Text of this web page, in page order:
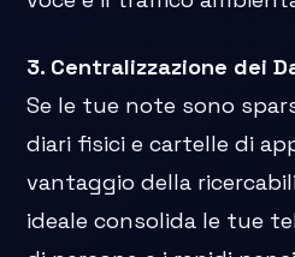
3. Centralizzazione dei
Se le tue note sono
diari fisici e cartelle di
vantaggio della
ideale consolida le tue